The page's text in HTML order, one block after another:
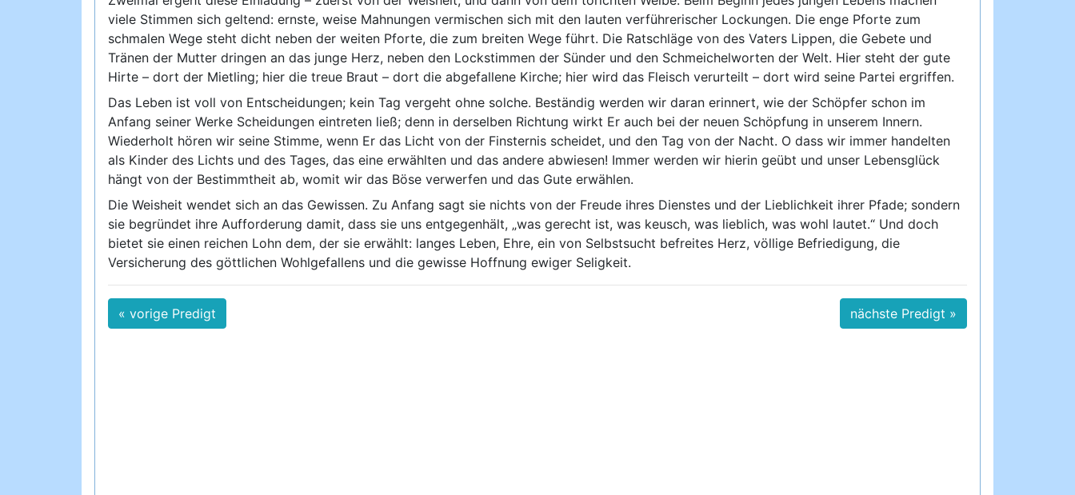
viele Stimmen sich geltend: ernste, weise Mahnungen vermischen sich mit den lauten verführerischer Lockungen. Die enge Pforte zum
schmalen Wege steht dicht neben der weiten Pforte, die zum breiten Wege führt. Die Ratschläge von des Vaters Lippen, die Gebete und
Tränen der Mutter dringen an das junge Herz, neben den Lockstimmen der Sünder und den Schmeichelworten der Welt. Hier steht der gute
Hirte – dort der Mietling; hier die treue Braut – dort die abgefallene Kirche; hier wird das Fleisch verurteilt – dort wird seine Partei ergriffen.
Das Leben ist voll von Entscheidungen; kein Tag vergeht ohne solche. Beständig werden wir daran erinnert, wie der Schöpfer schon im
Anfang seiner Werke Scheidungen eintreten ließ; denn in derselben Richtung wirkt Er auch bei der neuen Schöpfung in unserem Innern.
Wiederholt hören wir seine Stimme, wenn Er das Licht von der Finsternis scheidet, und den Tag von der Nacht. O dass wir immer handelten
als Kinder des Lichts und des Tages, das eine erwählten und das andere abwiesen! Immer werden wir hierin geübt und unser Lebensglück
hängt von der Bestimmtheit ab, womit wir das Böse verwerfen und das Gute erwählen.
Die Weisheit wendet sich an das Gewissen. Zu Anfang sagt sie nichts von der Freude ihres Dienstes und der Lieblichkeit ihrer Pfade; sondern
sie begründet ihre Aufforderung damit, dass sie uns entgegenhält, „was gerecht ist, was keusch, was lieblich, was wohl lautet.“ Und doch
bietet sie einen reichen Lohn dem, der sie erwählt: langes Leben, Ehre, ein von Selbstsucht befreites Herz, völlige Befriedigung, die
Versicherung des göttlichen Wohlgefallens und die gewisse Hoffnung ewiger Seligkeit.
« vorige Predigt nächste Predigt »